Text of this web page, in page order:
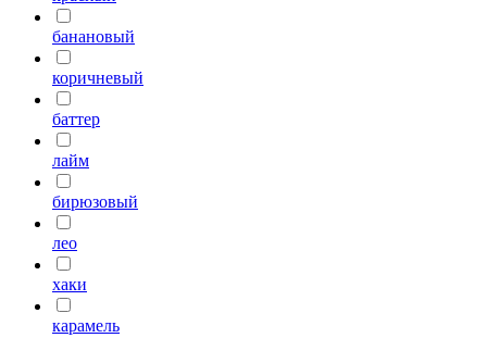
банановый
коричневый
баттер
лайм
бирюзовый
лео
хаки
карамель